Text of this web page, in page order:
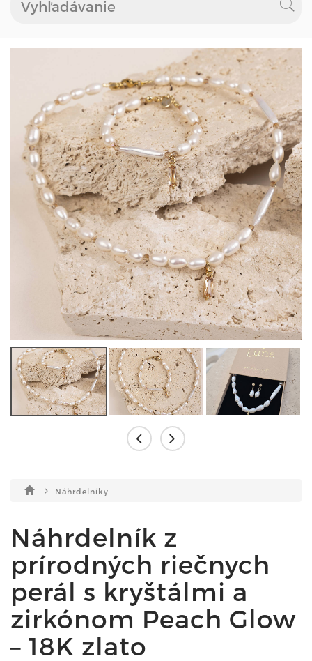
Náhrdelníky
Náhrdelník z
prírodných riečnych
perál s kryštálmi a
zirkónom Peach Glow
– 18K zlato